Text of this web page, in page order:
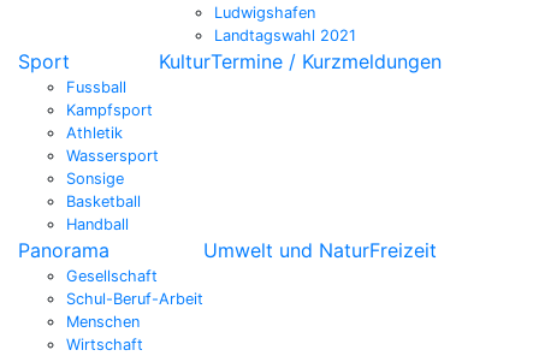
Ludwigshafen
Landtagswahl 2021
Sport
Fussball
Kampfsport
Athletik
Wassersport
Sonsige
Basketball
Handball
KulturTermine / Kurzmeldungen
Panorama
Gesellschaft
Schul-Beruf-Arbeit
Menschen
Wirtschaft
Umwelt und NaturFreizeit